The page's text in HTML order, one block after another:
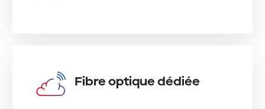
Fibre optique dédiée